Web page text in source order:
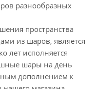
разнообразных
пространства
из шаров, является
лет исполняется
шары на день
дополнением к